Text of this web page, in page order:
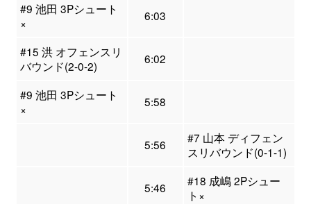
#9 池田 3Pシュート
×
6:03
#15 洪 オフェンスリ
バウンド(2-0-2)
6:02
#9 池田 3Pシュート
×
5:58
5:56
#7 山本 ディフェン
スリバウンド(0-1-1)
5:46
#18 成嶋 2Pシュー
ト×